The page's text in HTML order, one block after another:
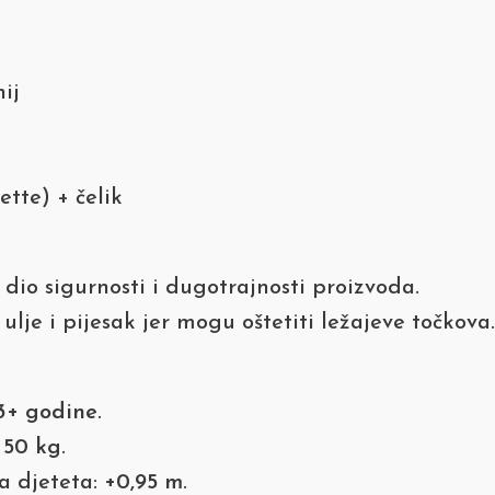
+ čelik
dio sigurnosti i dugotrajnosti proizvoda.
i pijesak jer mogu oštetiti ležajeve točkova.
godine.
50 kg.
djeteta: +0,95 m.